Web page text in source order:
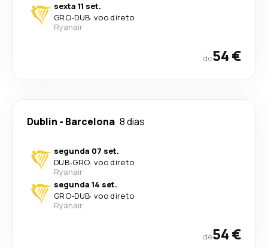
sexta 11 set.
GRO-DUB· voo direto
Ryanair
de54 €
Dublin - Barcelona 8 dias
segunda 07 set.
DUB-GRO· voo direto
Ryanair
segunda 14 set.
GRO-DUB· voo direto
Ryanair
de54 €